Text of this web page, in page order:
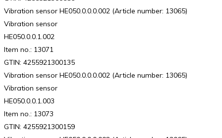
Vibration sensor HE050.0.0.0.002 (Article number: 13065)
Vibration sensor
HE050.0.0.1.002
Item no.: 13071
GTIN: 4255921300135
Vibration sensor HE050.0.0.0.002 (Article number: 13065)
Vibration sensor
HE050.0.0.1.003
Item no.: 13073
GTIN: 4255921300159